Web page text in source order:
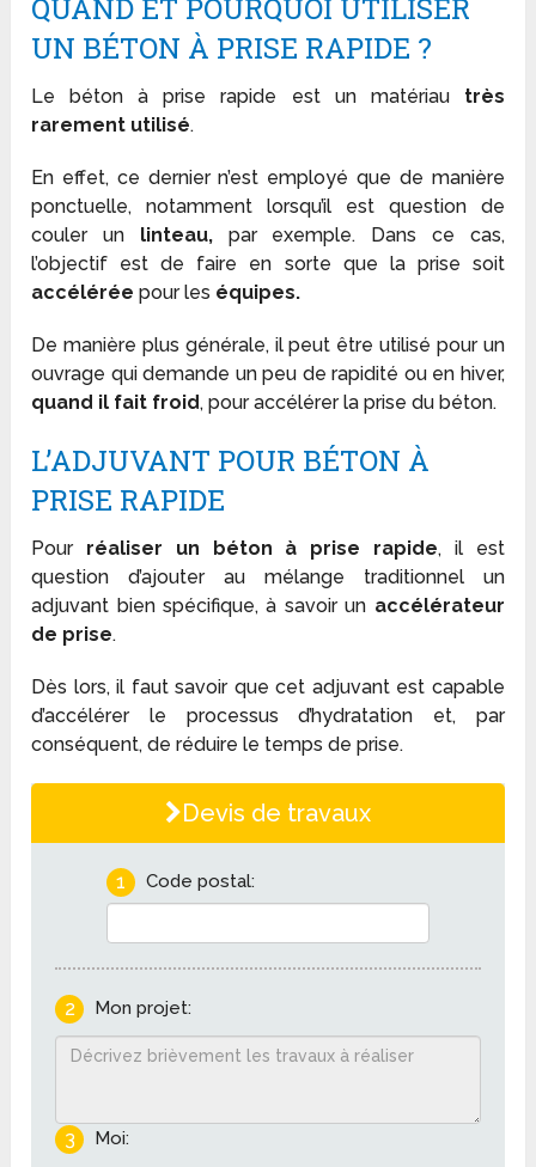
QUAND ET POURQUOI UTILISER
UN BÉTON À PRISE RAPIDE ?
Le béton à prise rapide est un matériau très
rarement utilisé.
En effet, ce dernier n’est employé que de manière
ponctuelle, notamment lorsqu’il est question de
couler un linteau,par exemple. Dans ce cas,
l’objectif est de faire en sorte que la prise soit
accélérée pour les équipes.
De manière plus générale, il peut être utilisé pour un
ouvrage qui demande un peu de rapidité ou en hiver,
quand il fait froid, pour accélérer la prise du béton.
L’ADJUVANT POUR BÉTON À
PRISE RAPIDE
Pour réaliser un béton à prise rapide, il est
question d’ajouter au mélange traditionnel un
adjuvant bien spécifique, à savoir un accélérateur
de prise.
Dès lors, il faut savoir que cet adjuvant est capable
d’accélérer le processus d’hydratation et, par
conséquent, de réduire le temps de prise.
Devis de travaux
1 Code postal:
2 Mon projet:
3 Moi: